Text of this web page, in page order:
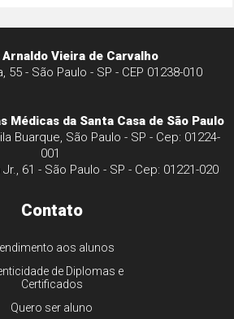
Arnaldo Vieira de Carvalho
55 - São Paulo - SP - CEP 01238-010
Médicas da Santa Casa de São Paulo
Buarque, São Paulo - SP - Cep: 01224-
001
61 - São Paulo - SP - Cep: 01221-020
Contato
aos alunos
de Diplomas e
Certificados
Quero ser aluno